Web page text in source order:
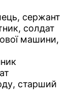
сержант
солдат
машини,
старший